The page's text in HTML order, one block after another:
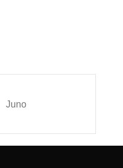
Juno